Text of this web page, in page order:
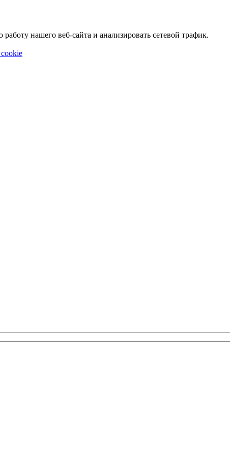
нашего веб-сайта и анализировать сетевой трафик.